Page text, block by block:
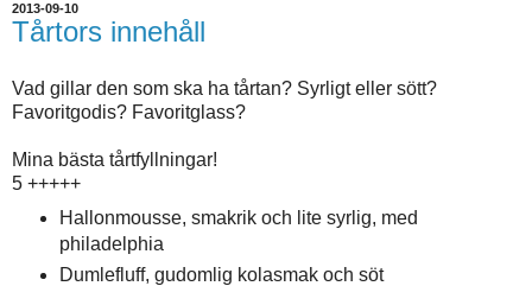
2013-09-10
Tårtors innehåll
Vad gillar den som ska ha tårtan? Syrligt eller sött?
Favoritgodis? Favoritglass?
Mina bästa tårtfyllningar!
5 +++++
Hallonmousse, smakrik och lite syrlig, med
philadelphia
Dumlefluff, gudomlig kolasmak och söt